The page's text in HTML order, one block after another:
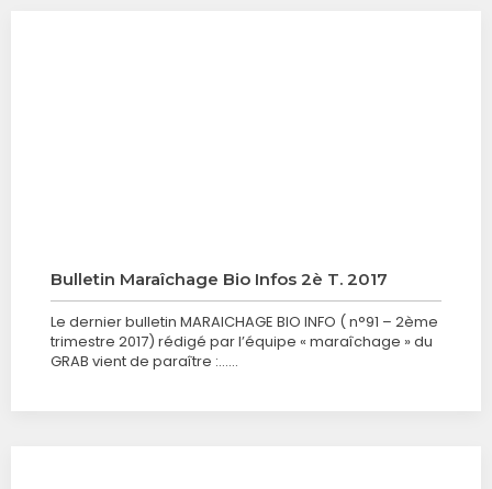
Bulletin Maraîchage Bio Infos 2è T. 2017
Le dernier bulletin MARAICHAGE BIO INFO ( n°91 – 2ème
trimestre 2017) rédigé par l’équipe « maraîchage » du
GRAB vient de paraître :……